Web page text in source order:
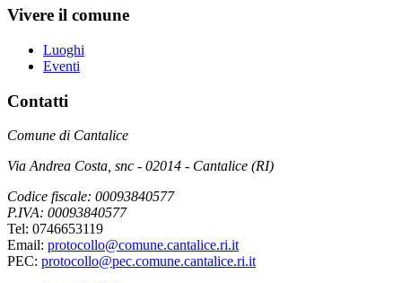
Vivere il comune
Luoghi
Eventi
Contatti
Comune di Cantalice
Via Andrea Costa, snc - 02014 - Cantalice (RI)
Codice fiscale: 00093840577
P.IVA: 00093840577
Tel: 0746653119
Email: protocollo@comune.cantalice.ri.it
PEC: protocollo@pec.comune.cantalice.ri.it